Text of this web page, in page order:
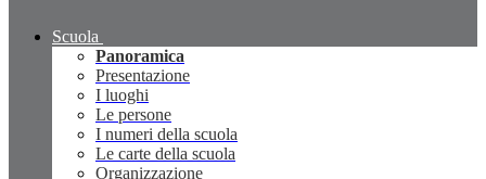
Scuola
Panoramica
Presentazione
I luoghi
Le persone
I numeri della scuola
Le carte della scuola
Organizzazione